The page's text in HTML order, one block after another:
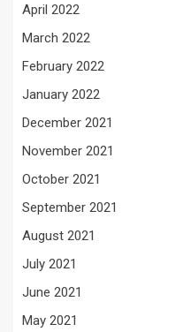
April 2022
March 2022
February 2022
January 2022
December 2021
November 2021
October 2021
September 2021
August 2021
July 2021
June 2021
May 2021